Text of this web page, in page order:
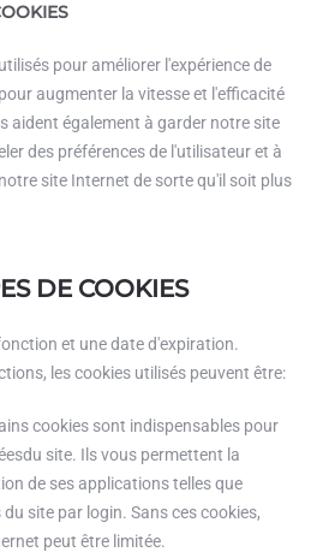
pour améliorer l'expérience de
augmenter la vitesse et l'efficacité
aident également à garder notre site
des préférences de l'utilisateur et à
site Internet de sorte qu'il soit plus
DE COOKIES
et une date d'expiration.
les cookies utilisés peuvent être:
cookies sont indispensables pour
site. Ils vous permettent la
de ses applications telles que
site par login. Sans ces cookies,
peut être limitée.